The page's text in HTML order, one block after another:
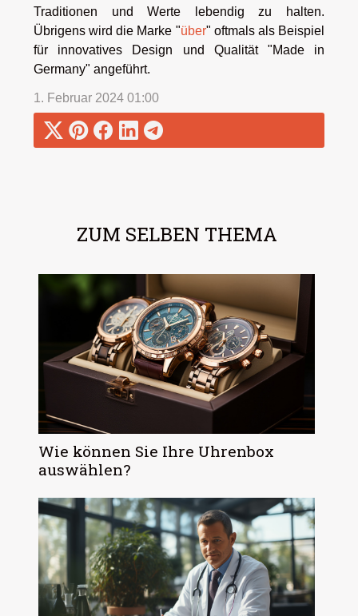
Traditionen und Werte lebendig zu halten.
Übrigens wird die Marke "über" oftmals als Beispiel
für innovatives Design und Qualität "Made in
Germany" angeführt.
1. Februar 2024 01:00
ZUM SELBEN THEMA
Wie können Sie Ihre Uhrenbox
auswählen?